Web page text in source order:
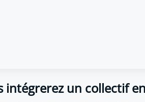
intégrerez un collectif